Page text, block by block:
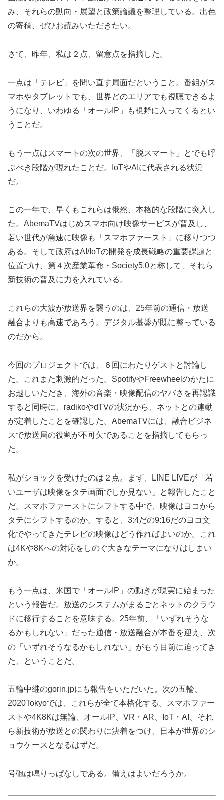
み、それらの動向・展望と政策論議を整理している。出色
の寄稿、ぜひお読みいただきたい。
さて、昨年、私は２点、留意点を指摘した。
一点は「テレビ」を問い直す局面だということ。番組がス
マホやタブレットでも、世界どのエリアでも視聴できるよ
うになり、いわゆる「オールIP」も視野に入ってくるとい
うことだ。
もう一点はスマートの次の世界、「脱スマート」とでも呼
ぶべき段階が現れたことだ。IoTやAIに代表される状況
だ。
この一年で、早くもこれらは俄然、本格的な段階に突入し
た。AbemaTVはじめスマホ向け映像サービスが普及し、
若い世代が急速に映像も「スマホファースト」に移りつつ
ある。そして政府はAI/IoTの開発を成長戦略の重要課題と
位置づけ、第４次産業革命・Society5.0と称して、それら
新技術の普及に力を入れている。
これらの大波が放送界を襲うのは、25年前の通信・放送
融合よりも高速であろう。デジタル基盤が既に整っている
のだから。
今回のプロジェクトでは、６回にわたりゲストと討論し
た。これまた刺激的だった。SpotifyやFreewheelのかたに
お越しいただき、海外の音楽・映像配信のヤバさを再認識
すると同時に、radikoやdTVの状況から、ネットとの連動
が定着したことを確認した。AbemaTVには、融合ビジネ
スで放送局の役割が不可欠であることを指摘してもらっ
た。
私がショックを受けたのは２点。まず、LINE LIVEが「若
いユーザは映像をタテ画面でしか見ない」と報告したこと
だ。スマホファーストにシフトする中で、映像はヨコから
タテにシフトするのか。すると、3:4だの9:16だのヨコ文
化でやってきたテレビの映像はどう作ればよいのか。これ
は4Kや8Kへの対応をしのぐ大きなテーマになりはしまい
か。
もう一点は、米国で「オールIP」の動きが現実に始まった
という報告だ。放送のシステムがまるごとネットのクラウ
ドに移行することを意味する。25年前、「いずれそうな
るかもしれない」だった通信・放送融合が本番を迎え、次
の「いずれそうなるかもしれない」がもう目前に迫ってき
た、ということだ。
五輪中継のgorin.jpにも報告をいただいた。次の五輪、
2020Tokyoでは、これらが全て本格化する。スマホファー
ストや4K8Kは無論、オールIP、VR・AR、IoT・AI、それ
ら新技術が放送との関わりに決着をつけ、日本が世界のシ
ョウケースとなるはずだ。
号砲は鳴りっぱなしである。備えはよいだろうか。